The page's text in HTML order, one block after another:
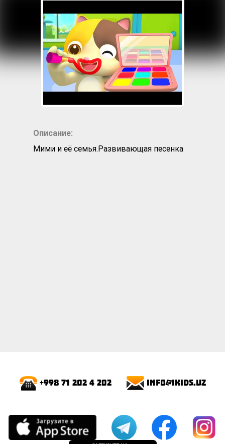
Описание:
Мими и её семья.Развивающая песенка
+998 71 202 4 202 info@ikids.uz